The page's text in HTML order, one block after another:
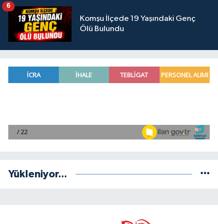
Komşu İlçede 19 Yaşındaki Genç
Ölü Bulundu
6
Yükleniyor...